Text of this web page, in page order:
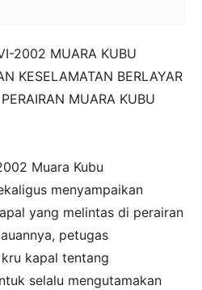
2002 MUARA KUBU
KESELAMATAN BERLAYAR
MUARA KUBU
Muara Kubu
menyampaikan
yang melintas di perairan
petugas
kapal tentang
selalu mengutamakan